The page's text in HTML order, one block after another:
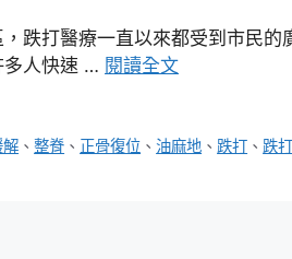
跌打醫療一直以來都受到市民
多人快速 … 閱讀全文
解 、整脊 、 正骨復位 、油麻地 、 跌打 、 跌